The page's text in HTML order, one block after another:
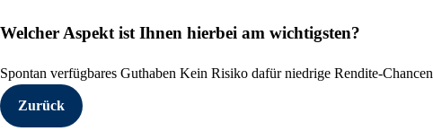
Welcher Aspekt ist Ihnen hierbei am wichtigsten?
Spontan verfügbares Guthaben Kein Risiko dafür niedrige Rendite-Chancen
Zurück